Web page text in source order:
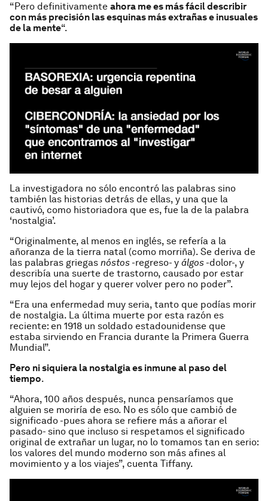
“Pero definitivamente ahora me es más fácil describir
con más precisión las esquinas más extrañas e inusuales
de la mente“.
La investigadora no sólo encontró las palabras sino
también las historias detrás de ellas, y una que la
cautivó, como historiadora que es, fue la de la palabra
‘nostalgia’.
“Originalmente, al menos en inglés, se refería a la
añoranza de la tierra natal (como morriña). Se deriva de
las palabras griegas nóstos -regreso- y álgos -dolor-, y
describía una suerte de trastorno, causado por estar
muy lejos del hogar y querer volver pero no poder”.
“Era una enfermedad muy seria, tanto que podías morir
de nostalgia. La última muerte por esta razón es
reciente: en 1918 un soldado estadounidense que
estaba sirviendo en Francia durante la Primera Guerra
Mundial”.
Pero ni siquiera la nostalgia es inmune al paso del
tiempo.
“Ahora, 100 años después, nunca pensaríamos que
alguien se moriría de eso. No es sólo que cambió de
significado -pues ahora se refiere más a añorar el
pasado- sino que incluso si respetamos el significado
original de extrañar un lugar, no lo tomamos tan en serio:
los valores del mundo moderno son más afines al
movimiento y a los viajes”, cuenta Tiffany.